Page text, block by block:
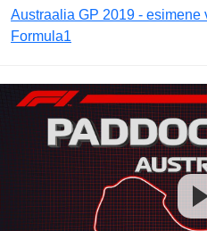
Austraalia GP 2019 - esimene
Formula1